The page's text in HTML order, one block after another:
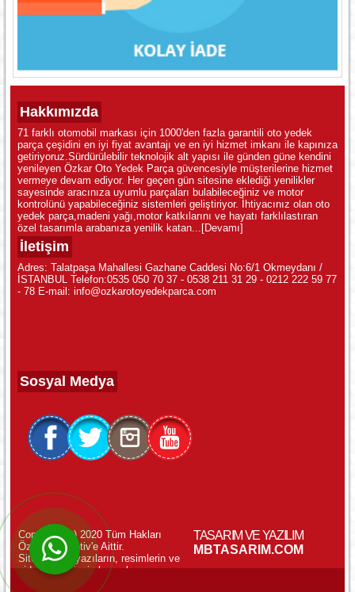
WhatsApp ile Online Destek!
Hakkımızda
71 farklı otomobil markası için 1000'den fazla garantili oto yedek
parça çeşidini en iyi fiyat avantajı ve en iyi hizmet imkanı ile kapınıza
getiriyoruz.Sürdürülebilir teknolojik alt yapısı ile günden güne kendini
yenileyen Özkar Oto Yedek Parça güvencesiyle müşterilerine hizmet
vermeye devam ediyor. Her geçen gün sitesine eklediği yenilikler
sayesinde aracınıza uyumlu parçaları bulabileceğiniz ve motor
kontrolünü yapabileceğiniz sistemleri geliştiriyor. İhtiyacınız olan oto
yedek parça,madeni yağı,motor katkılarını ve hayatı farklılastıran
özel tasarımla arabanıza yenilik katan... [Devamı]
İletişim
Adres: Talatpaşa Mahallesi Gazhane Caddesi No:6/1 Okmeydanı /
İSTANBUL Telefon:0535 050 70 37 - 0538 211 31 29 - 0212 222 59 77
- 78 E-mail: info@ozkarotoyedekparca.com
Sosyal Medya
Copyright (c) 2020 Tüm Hakları
Özkar Otomotiv'e Aittir.
Sitemizdeki yazıların, resimlerin ve
videoların izinsiz kopyalanması
yasaktır.
TASARIM VE YAZILIM
MBTASARIM.COM